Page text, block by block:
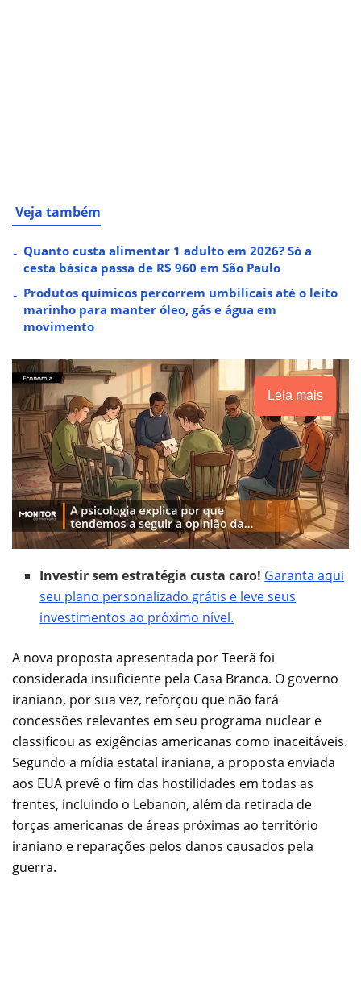
Veja também
Quanto custa alimentar 1 adulto em 2026? Só a
cesta básica passa de R$ 960 em São Paulo
Produtos químicos percorrem umbilicais até o leito
marinho para manter óleo, gás e água em
movimento
Leia mais
Investir sem estratégia custa caro! Garanta aqui
seu plano personalizado grátis e leve seus
investimentos ao próximo nível.
A nova proposta apresentada por Teerã foi
considerada insuficiente pela Casa Branca. O governo
iraniano, por sua vez, reforçou que não fará
concessões relevantes em seu programa nuclear e
classificou as exigências americanas como inaceitáveis.
Segundo a mídia estatal iraniana, a proposta enviada
aos EUA prevê o fim das hostilidades em todas as
frentes, incluindo o Lebanon, além da retirada de
forças americanas de áreas próximas ao território
iraniano e reparações pelos danos causados pela
guerra.